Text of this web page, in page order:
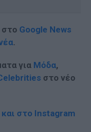
Google News
.
για Μόδα,
στο νέο
στο Instagram